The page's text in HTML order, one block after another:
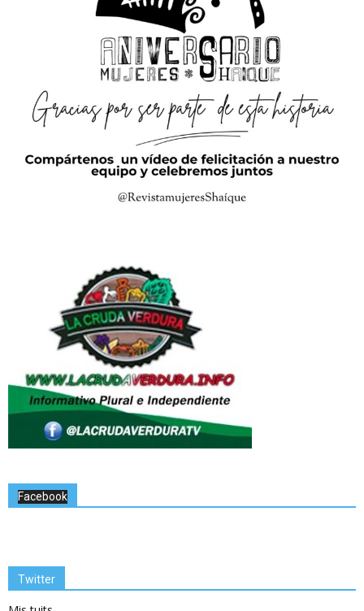
Facebook
Twitter